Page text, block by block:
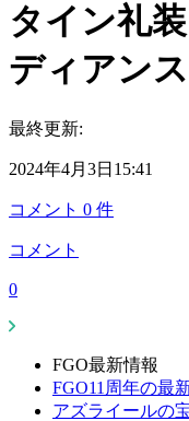
タイン礼
ディアン
最終更新:
2024年4月3日15:41
コメント 0 件
コメント
0
FGO最新情報
FGO11周年の最
アズライールの